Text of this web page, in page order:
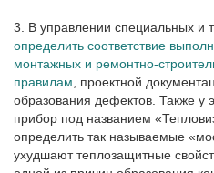
3. В управлении специальных и
определить соответствие
монтажных и ремонтно-
правилам, проектной
образования дефектов. Также у
прибор под названием
определить так называемые
ухудшают теплозащитные